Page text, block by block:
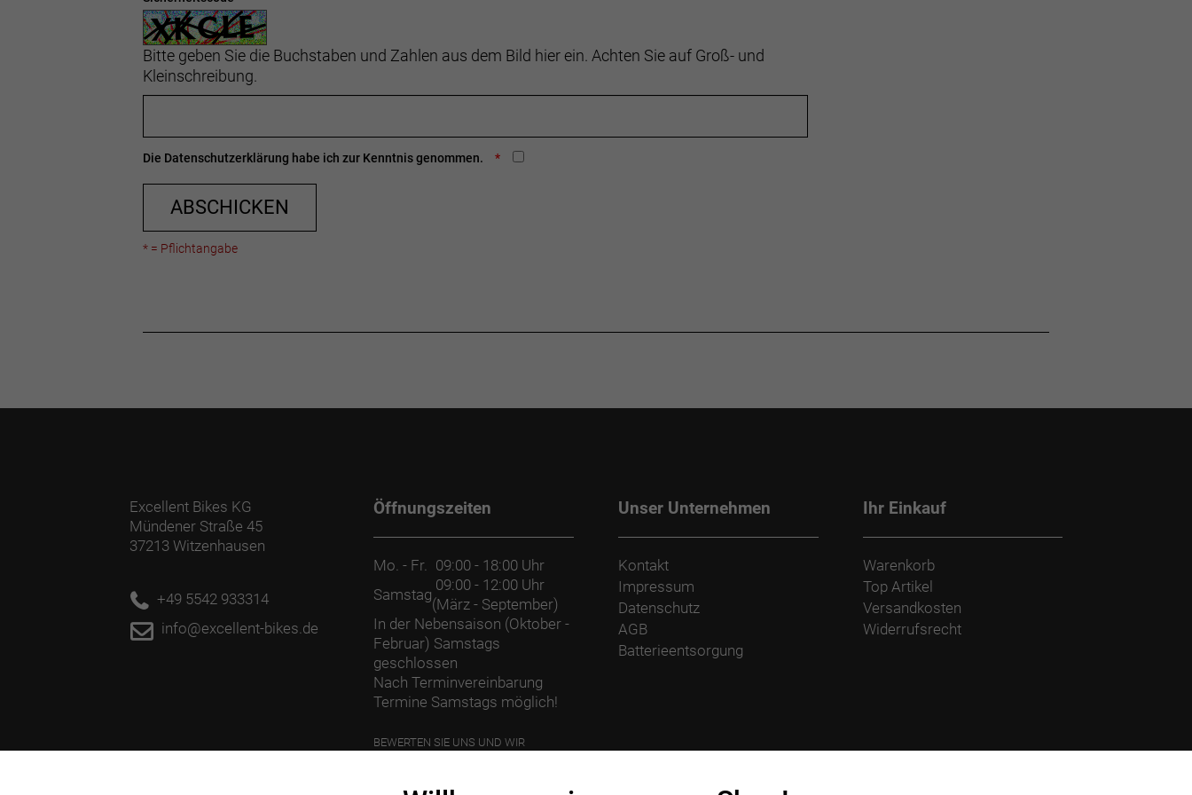
Bitte geben Sie die Buchstaben und Zahlen aus dem Bild hier ein. Achten Sie auf Groß- und
Kleinschreibung.
Die Datenschutzerklärung habe ich zur Kenntnis genommen.
ABSCHICKEN
* = Pflichtangabe
Excellent Bikes KG
Mündener Straße 45
37213 Witzenhausen
+49 5542 933314
info@excellent-bikes.de
Öffnungszeiten
Mo. - Fr.
09:00 - 18:00 Uhr
Samstag
09:00 - 12:00 Uhr
(März - September)
In der Nebensaison (Oktober -
Februar) Samstags
geschlossen
Nach Terminvereinbarung
Termine Samstags möglich!
BEWERTEN SIE UNS UND WIR
Unser Unternehmen
Kontakt
Impressum
Datenschutz
AGB
Batterieentsorgung
Ihr Einkauf
Warenkorb
Top Artikel
Versandkosten
Widerrufsrecht